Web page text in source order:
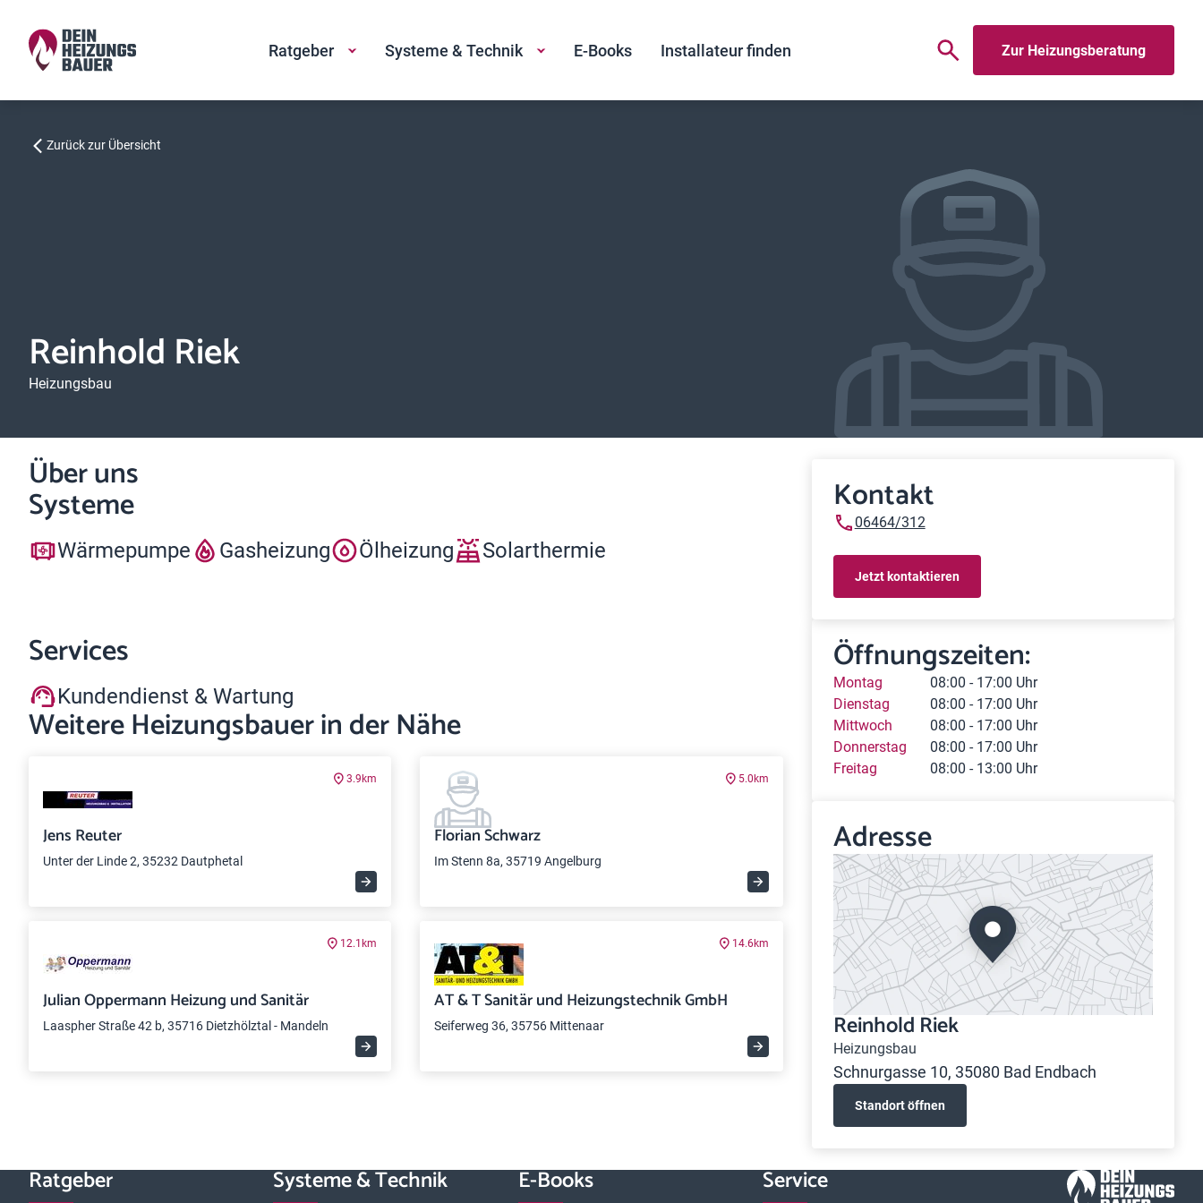
Ratgeber Systeme & Technik E-Books Installateur finden Zur Heizungsberatung
Zurück zur Übersicht
Reinhold Riek
Heizungsbau
Über uns
Systeme
Wärmepumpe Gasheizung Ölheizung Solarthermie
Services
Kundendienst & Wartung
Weitere Heizungsbauer in der Nähe
3.9km
Jens Reuter
Unter der Linde 2, 35232 Dautphetal
5.0km
Florian Schwarz
Im Stenn 8a, 35719 Angelburg
12.1km
Julian Oppermann Heizung und Sanitär
Laaspher Straße 42 b, 35716 Dietzhölztal - Mandeln
14.6km
AT & T Sanitär und Heizungstechnik GmbH
Seiferweg 36, 35756 Mittenaar
Kontakt
06464/312
Jetzt kontaktieren
Öffnungszeiten:
Montag
08:00 - 17:00 Uhr
Dienstag
08:00 - 17:00 Uhr
Mittwoch
08:00 - 17:00 Uhr
Donnerstag
08:00 - 17:00 Uhr
Freitag
08:00 - 13:00 Uhr
Adresse
Reinhold Riek
Heizungsbau
Schnurgasse 10, 35080 Bad Endbach
Standort öffnen
Ratgeber Systeme & Technik E-Books Service